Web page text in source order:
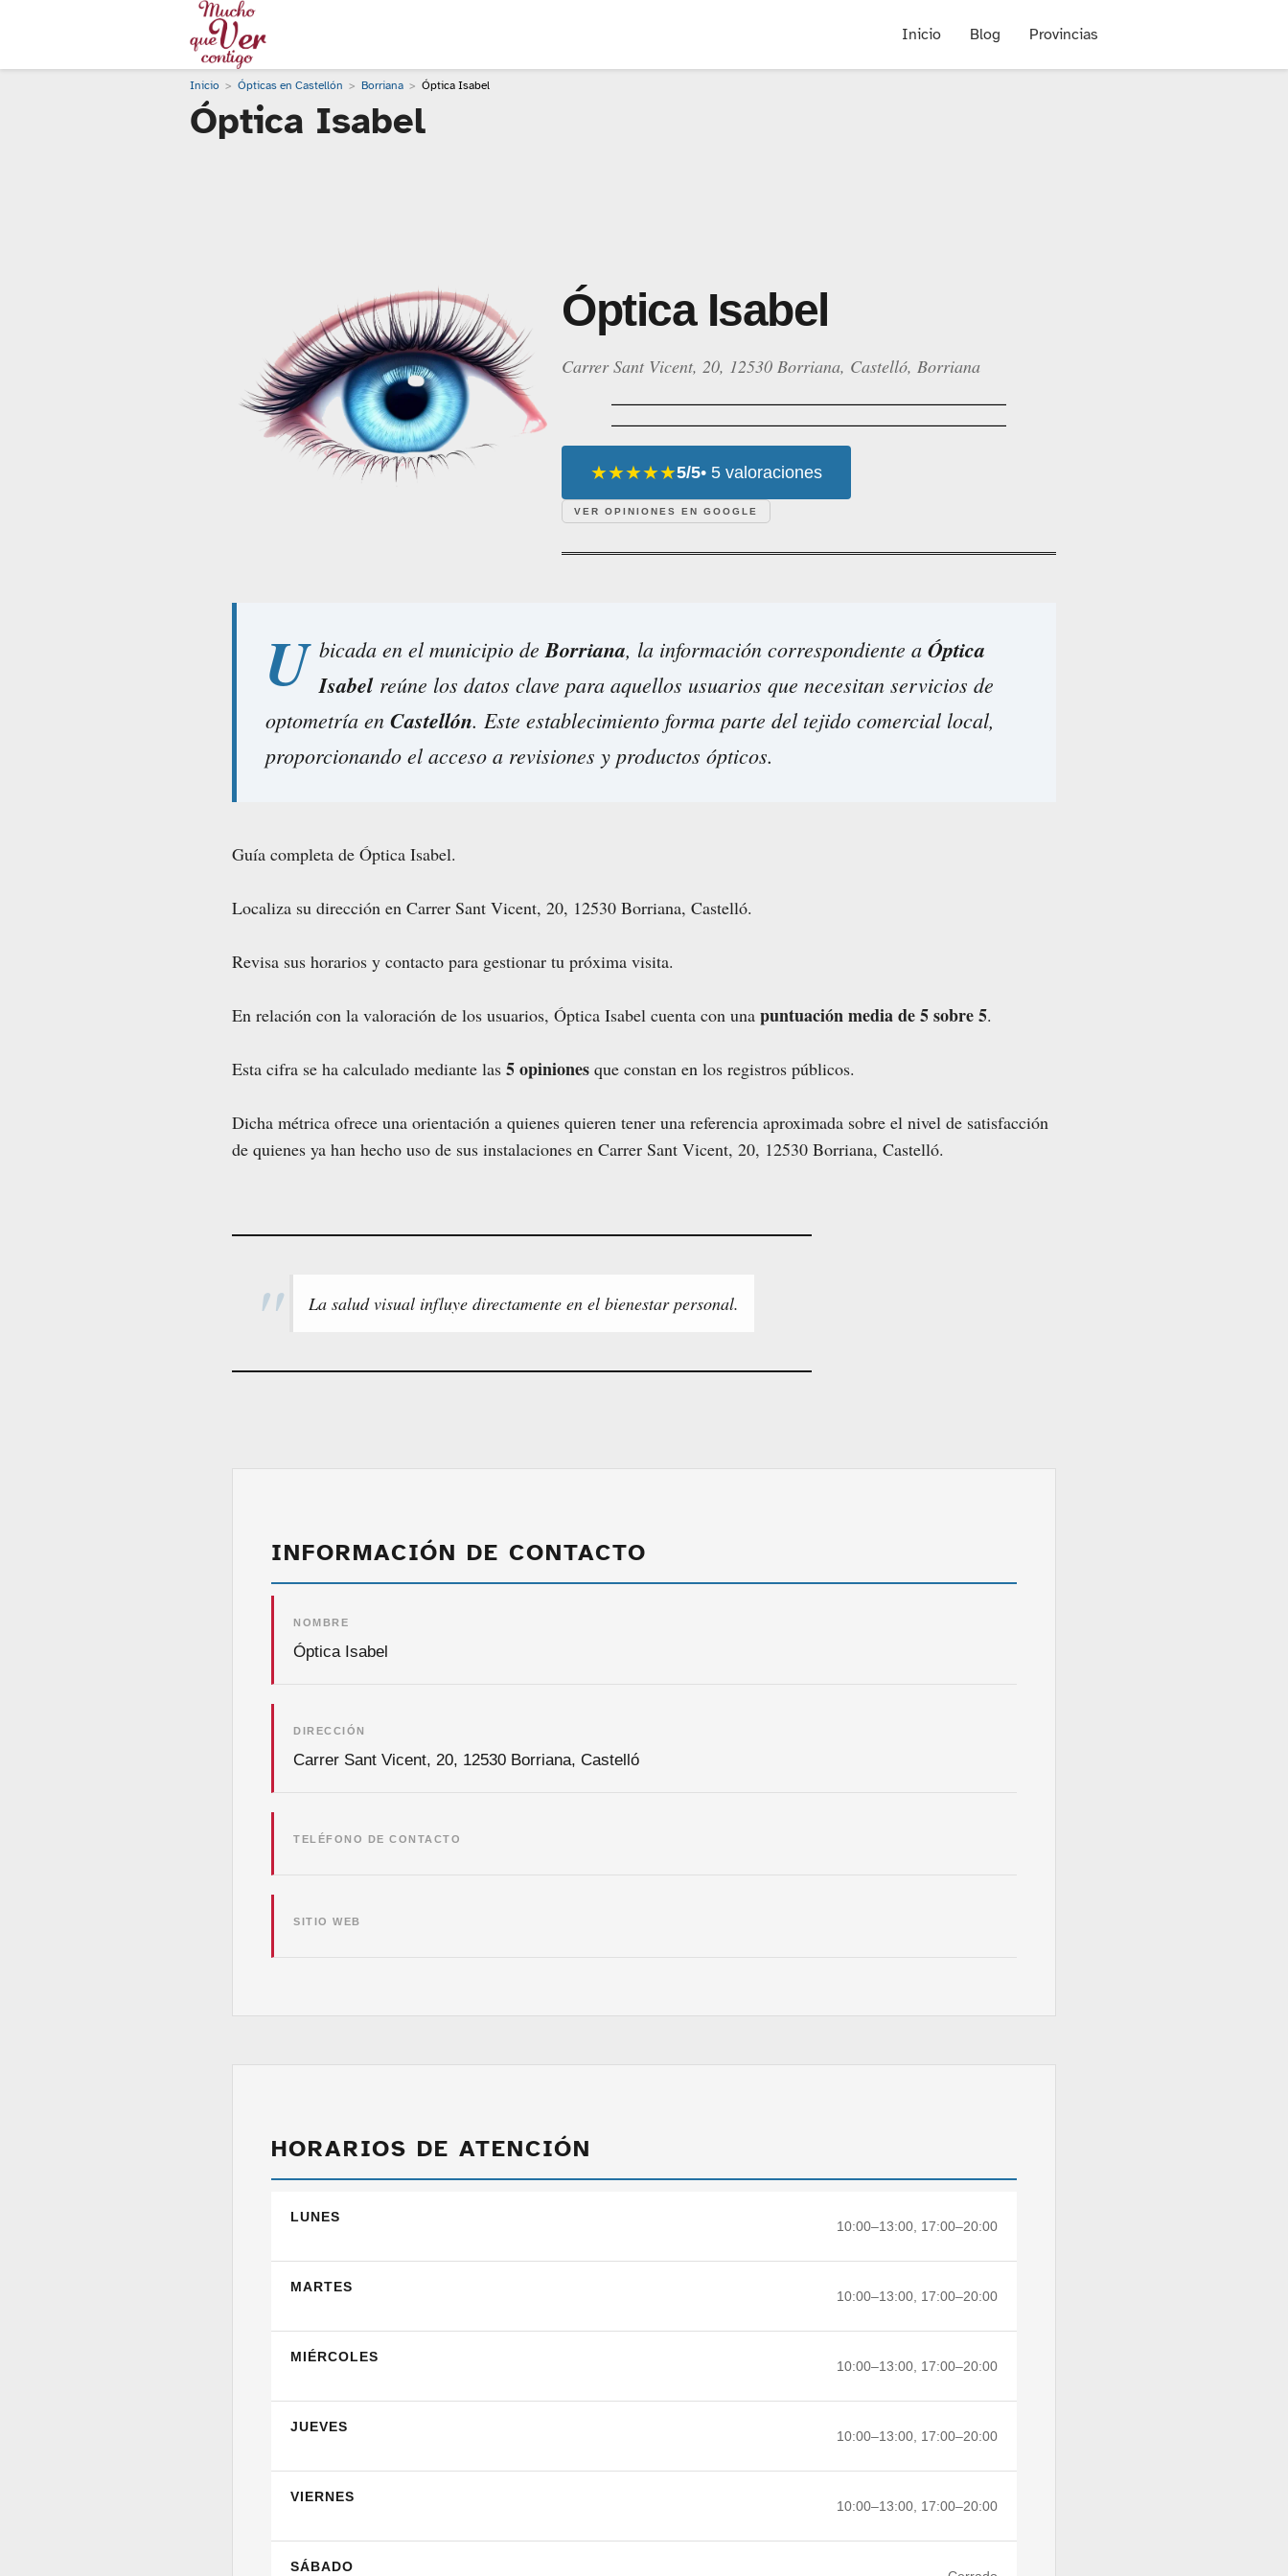
Inicio Blog Provincias
Inicio Ópticas en Castellón Borriana Óptica Isabel
Óptica Isabel
Óptica Isabel
Carrer Sant Vicent, 20, 12530 Borriana, Castelló, Borriana
★★★★★5/5• 5 valoraciones
VER OPINIONES EN GOOGLE
U bicada en el municipio deBorriana, la información correspondiente a Óptica
Isabelreúne los datos clave para aquellos usuarios que necesitan servicios de
optometría en Castellón. Este establecimiento forma parte del tejido comercial local,
proporcionando el acceso a revisiones y productos ópticos.
Guía completa de Óptica Isabel.
Localiza su dirección en Carrer Sant Vicent, 20, 12530 Borriana, Castelló.
Revisa sus horarios y contacto para gestionar tu próxima visita.
En relación con la valoración de los usuarios, Óptica Isabel cuenta con una puntuación media de 5 sobre 5.
Esta cifra se ha calculado mediante las 5 opiniones que constan en los registros públicos.
Dicha métrica ofrece una orientación a quienes quieren tener una referencia aproximada sobre el nivel de satisfacción
de quienes ya han hecho uso de sus instalaciones en Carrer Sant Vicent, 20, 12530 Borriana, Castelló.
La salud visual influye directamente en el bienestar personal.
INFORMACIÓN DE CONTACTO
NOMBRE
Óptica Isabel
DIRECCIÓN
Carrer Sant Vicent, 20, 12530 Borriana, Castelló
TELÉFONO DE CONTACTO
SITIO WEB
HORARIOS DE ATENCIÓN
LUNES
10:00–13:00, 17:00–20:00
MARTES
10:00–13:00, 17:00–20:00
MIÉRCOLES
10:00–13:00, 17:00–20:00
JUEVES
10:00–13:00, 17:00–20:00
VIERNES
10:00–13:00, 17:00–20:00
SÁBADO